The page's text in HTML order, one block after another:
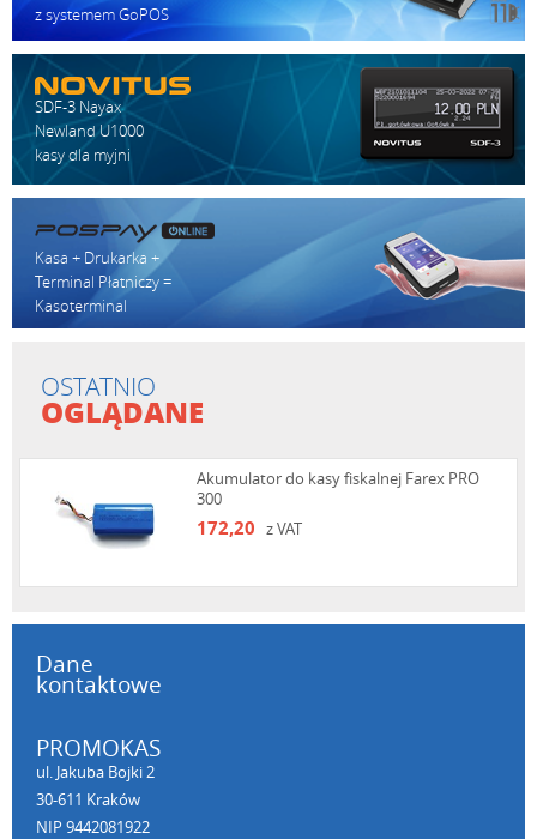
z systemem GoPOS
SDF-3 Nayax
Newland U1000
kasy dla myjni
Kasa + Drukarka +
Terminal Płatniczy =
Kasoterminal
OSTATNIO
OGLĄDANE
Akumulator do kasy fiskalnej Farex PRO
300
172,20 z VAT
Dane
kontaktowe
PROMOKAS
ul. Jakuba Bojki 2
30-611 Kraków
NIP 9442081922